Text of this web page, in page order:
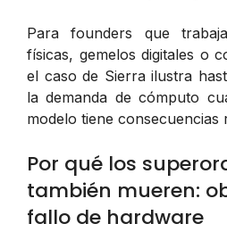
Para founders que
físicas, gemelos digitales o
el caso de Sierra ilustra
la demanda de cómputo
modelo tiene consecuencias
Por qué los
también mueren:
fallo de hardware